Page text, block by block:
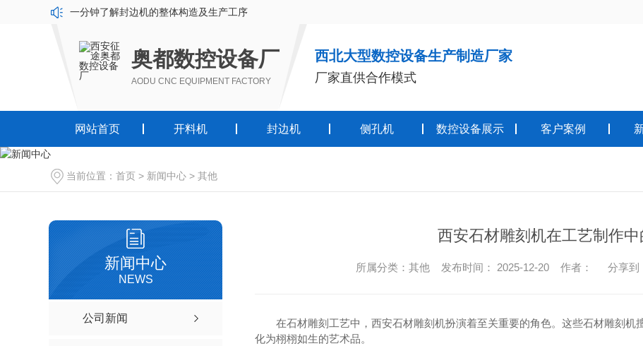
开料机：智能制造时代的板材加工核心设备
一分钟了解封边机的整体构造及生产工序
奥都数控设备厂
AODU CNC EQUIPMENT FACTORY
西北大型数控设备生产制造厂家
厂家直供合作模式
网站首页 开料机 封边机 侧孔机 数控设备展示 客户案例
当前位置： 首页 > 新闻中心 > 其他
新闻中心
NEWS
公司新闻
西安石材雕刻机在工艺制作
所属分类：其他 发布时间： 2025-12-20 作者： 分享到
在石材雕刻工艺中，西安石材雕刻机扮演着至关重要的角色。这些石材雕刻
化为栩栩如生的艺术品。